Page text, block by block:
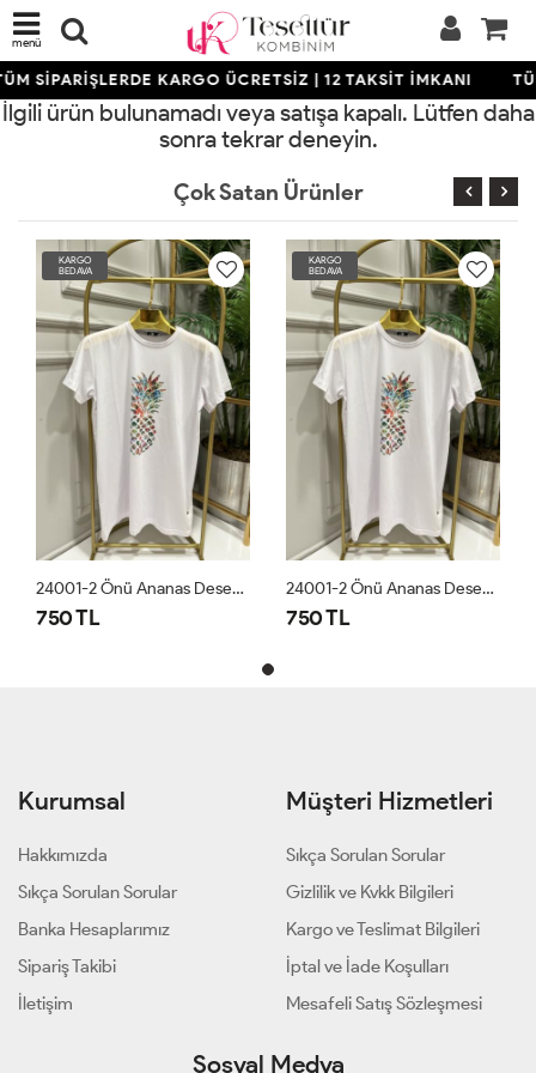
menü
SİPARİŞLERDE KARGO ÜCRETSİZ | 12 TAKSİT İMKANI
İlgili ürün bulunamadı veya satışa kapalı. Lütfen daha
sonra tekrar deneyin.
Çok Satan Ürünler
KARGO
BEDAVA
24001-2 Önü Ananas Desen Yarım Kol Bluz Beyaz
750 TL
KARGO
BEDAVA
24001-2 Önü Ananas Desen Yarım Kol Bluz Beyaz
750 TL
Kurumsal
Hakkımızda
Sıkça Sorulan Sorular
Banka Hesaplarımız
Sipariş Takibi
İletişim
Müşteri Hizmetleri
Sıkça Sorulan Sorular
Gizlilik ve Kvkk Bilgileri
Kargo ve Teslimat Bilgileri
İptal ve İade Koşulları
Mesafeli Satış Sözleşmesi
Sosyal Medya